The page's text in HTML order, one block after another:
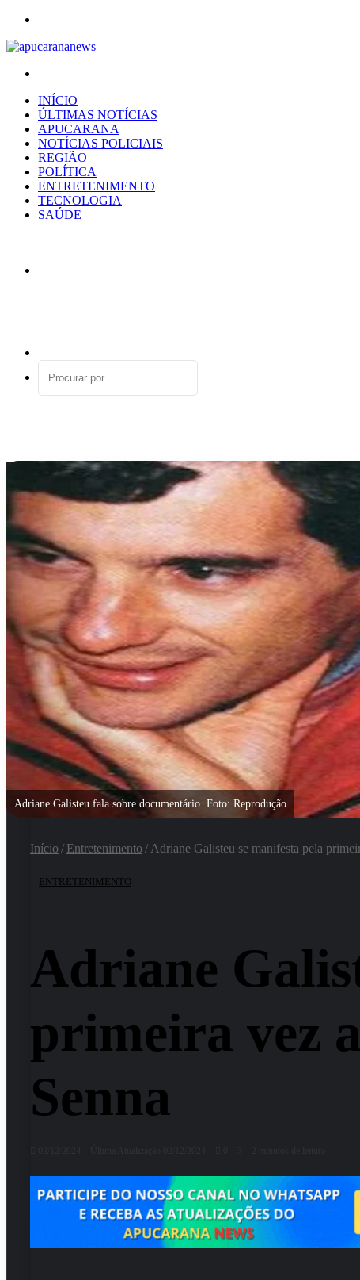
INÍCIO
ÚLTIMAS NOTÍCIAS
APUCARANA
NOTÍCIAS POLICIAIS
REGIÃO
POLÍTICA
ENTRETENIMENTO
TECNOLOGIA
SAÚDE
aleatório
Adriane Galisteu fala sobre documentário. Foto: Reprodução
Início / Entretenimento / Adriane Galisteu se manifesta pela
ENTRETENIMENTO
Adriane
primeira vez
Senna